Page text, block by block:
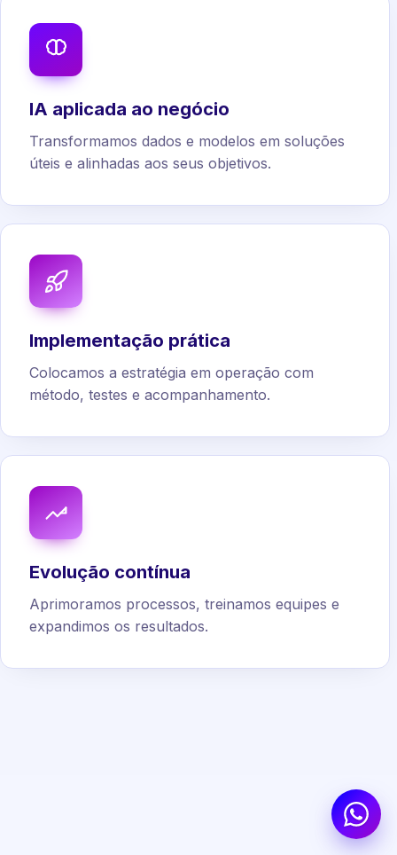
IA aplicada ao negócio
Transformamos dados e modelos em soluções
úteis e alinhadas aos seus objetivos.
Implementação prática
Colocamos a estratégia em operação com
método, testes e acompanhamento.
Evolução contínua
Aprimoramos processos, treinamos equipes e
expandimos os resultados.